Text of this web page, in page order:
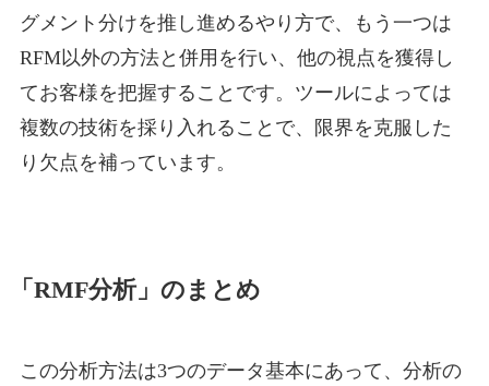
グメント分けを推し進めるやり方で、もう一つは
RFM以外の方法と併用を行い、他の視点を獲得し
てお客様を把握することです。ツールによっては
複数の技術を採り入れることで、限界を克服した
り欠点を補っています。
「RMF分析」のまとめ
この分析方法は3つのデータ基本にあって、分析の